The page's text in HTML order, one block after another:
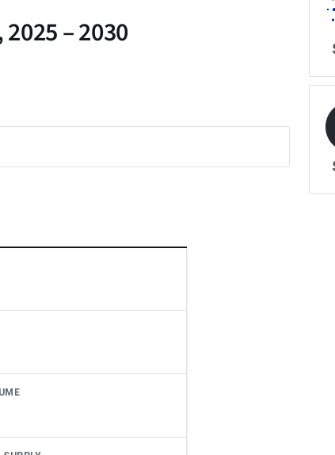
– 2030